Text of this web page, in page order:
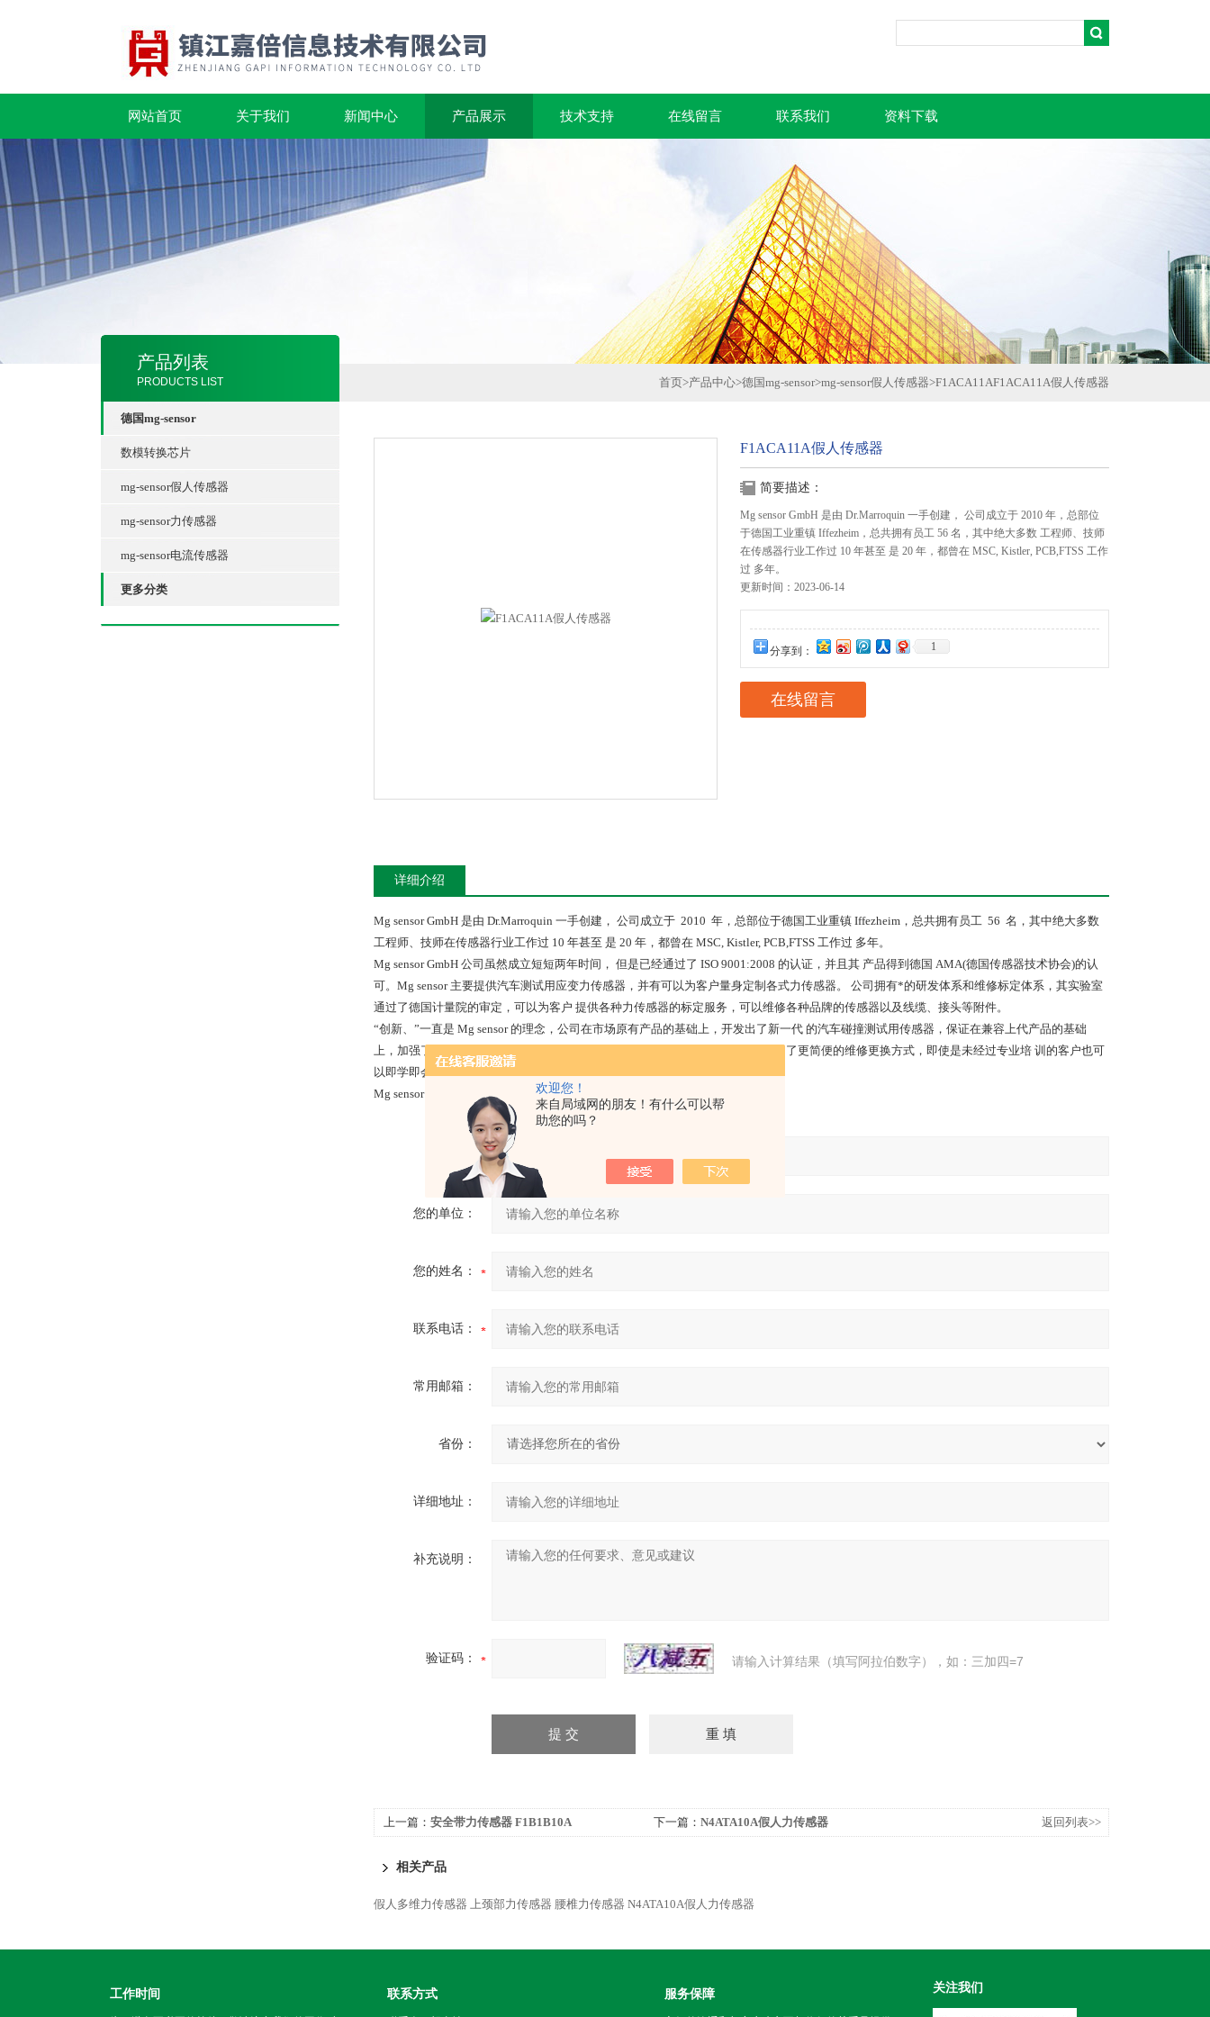
欢迎您！
来自局域网的朋友！有什么可以帮
助您的吗？
网站首页 关于我们 新闻中心 产品展示 技术支持 在线留言 联系我们 资料下载
产品列表
PRODUCTS LIST
德国mg-sensor
数模转换芯片
mg-sensor假人传感器
mg-sensor力传感器
mg-sensor电流传感器
更多分类
首页>产品中心>德国mg-sensor>mg-sensor假人传感器>F1ACA11AF1ACA11A假人传感器
F1ACA11A假人传感器
简要描述：
Mg sensor GmbH 是由 Dr.Marroquin 一手创建， 公司成立于 2010 年，总部位
于德国工业重镇 Iffezheim，总共拥有员工 56 名，其中绝大多数 工程师、技师
在传感器行业工作过 10 年甚至 是 20 年，都曾在 MSC, Kistler, PCB,FTSS 工作
过 多年。
更新时间：2023-06-14
分享到： 1
在线留言
详细介绍
Mg sensor GmbH 是由 Dr.Marroquin 一手创建， 公司成立于 2010 年，总部位于德国工业重镇 Iffezheim ，总共拥有员工 56 名，其中绝大多数
工程师、技师在传感器行业工作过 10 年甚至 是 20 年，都曾在 MSC, Kistler, PCB,FTSS 工作过 多年。
Mg sensor GmbH 公司虽然成立短短两年时间， 但是已经通过了 ISO 9001:2008 的认证，并且其 产品得到德国 AMA(德国传感器技术协会)的认
可。 Mg sensor 主要提供汽车测试用应变力传感器，并有可以为客户量身定制各式力传感器。
公司拥有*的研发体系和维修标定体系，其实验室
通过了德国计量院的审定，可以为客户 提供各种力传感器的标定服务，可以维修各种品牌的传感器以及线缆、接头等附件。
“创新、”一直是 Mg sensor 的理念，公司在市场原有产品的基础上，开发出了新一代 的汽车碰撞测试用传感器，保证在兼容上代产品的基础
上，加强了电路的防干扰设计，加固
了传感器结构，对于易损的接头、线缆采用了更简便的维修更换方式，即使是未经过专业培 训的客户也可
以即学即会。
Mg sensor
相信“、安全、可靠”的传感器解决方案会赢得您的信赖。
您的单位：
您的姓名：
联系电话：
常用邮箱：
省份：
详细地址：
补充说明：
验证码： 请输入计算结果（填写阿拉伯数字），如：三加四=7
上一篇： 安全带力传感器 F1B1B10A 下一篇： N4ATA10A假人力传感器 返回列表>>
相关产品
假人多维力传感器 上颈部力传感器 腰椎力传感器 N4ATA10A假人力传感器
工作时间 联系方式 服务保障 关注我们